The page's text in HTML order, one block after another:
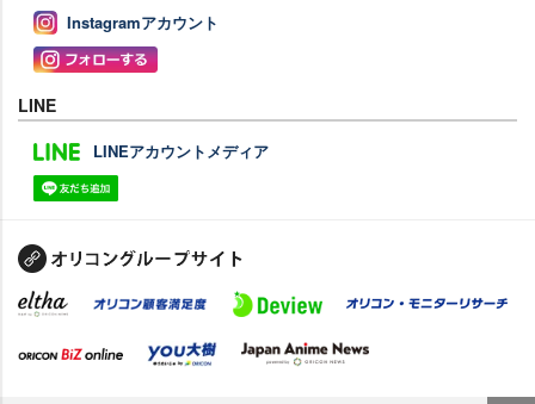
Instagramアカウント
LINE
LINEアカウントメディア